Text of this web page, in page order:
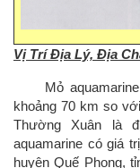
Vị Trí Địa Lý, Địa
Mỏ
khoảng 70 km so
Thường Xuân là
aquamarine có giá
huyện Quế Phong,